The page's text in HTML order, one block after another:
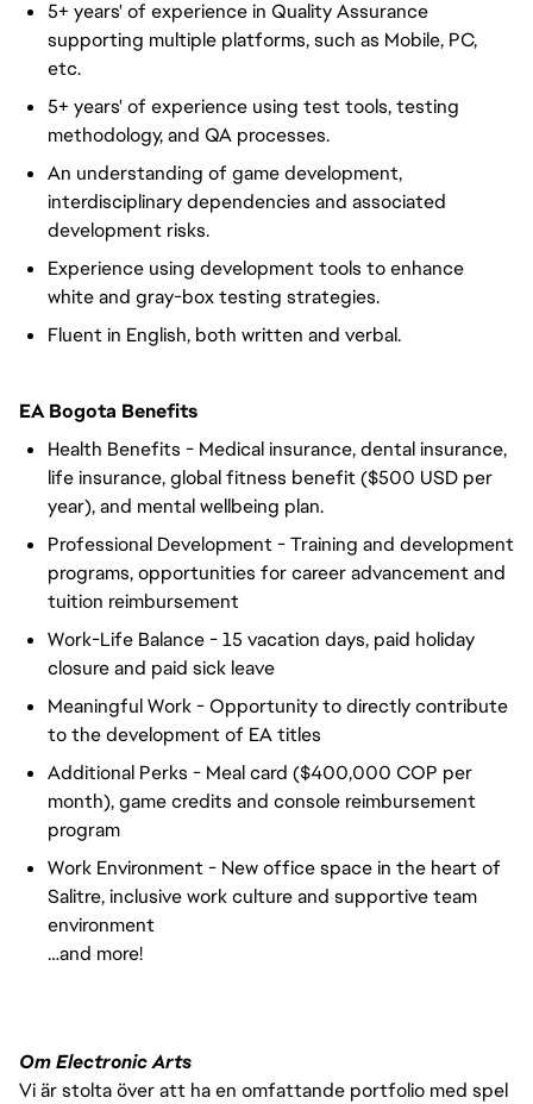
5+ years' of experience in Quality Assurance
supporting multiple platforms, such as Mobile, PC,
etc.
5+ years' of experience using test tools, testing
methodology, and QA processes.
An understanding of game development,
interdisciplinary dependencies and associated
development risks.
Experience using development tools to enhance
white and gray-box testing strategies.
Fluent in English, both written and verbal.
EA Bogota Benefits
Health Benefits - Medical insurance, dental insurance,
life insurance, global fitness benefit ($500 USD per
year), and mental wellbeing plan.
Professional Development - Training and development
programs, opportunities for career advancement and
tuition reimbursement
Work-Life Balance - 15 vacation days, paid holiday
closure and paid sick leave
Meaningful Work - Opportunity to directly contribute
to the development of EA titles
Additional Perks - Meal card ($400,000 COP per
month), game credits and console reimbursement
program
Work Environment - New office space in the heart of
Salitre, inclusive work culture and supportive team
environment
…and more!
Om Electronic Arts
Vi är stolta över att ha en omfattande portfolio med spel